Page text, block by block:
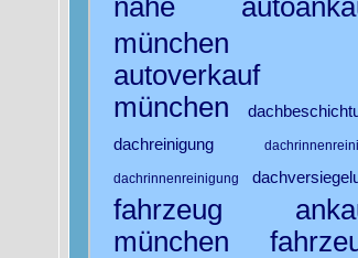
münchen
autoverkauf
münchen
dachreinigung
dachrinnenreinigung
fahrzeug
münchen